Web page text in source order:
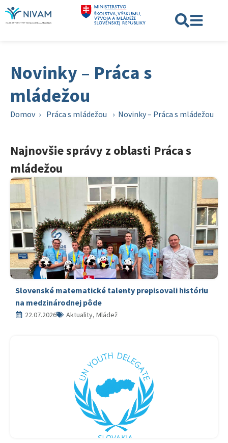
Novinky – Práca s
mládežou
Domov › Práca s mládežou › Novinky – Práca s mládežou
Najnovšie správy z oblasti Práca s
mládežou
Slovenské matematické talenty prepisovali históriu
na medzinárodnej pôde
22.07.2026 Aktuality, Mládež